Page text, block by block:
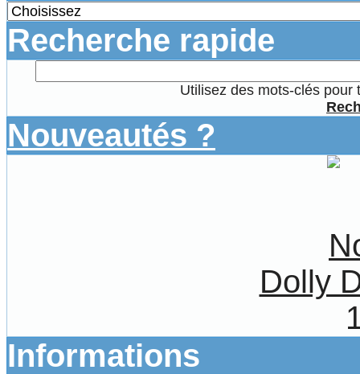
Recherche rapide
Utilisez des mots-clés pour
Nouveautés ?
Dolly
Informations